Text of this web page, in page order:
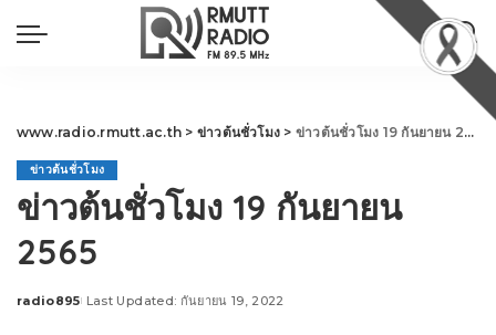
www.radio.rmutt.ac.th > ข่าวต้นชั่วโมง > ข่าวต้นชั่วโมง 19 กันยายน 2565
ข่าวต้นชั่วโมง
ข่าวต้นชั่วโมง 19 กันยายน
2565
Posted
radio895 Last Updated: กันยายน 19, 2022